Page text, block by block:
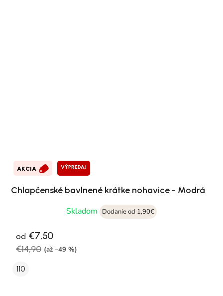
AKCIA VÝPREDAJ
Chlapčenské bavlnené krátke nohavice - Modrá
Skladom
Dodanie od 1,90€
od €7,50
€14,90 (až –49 %)
110